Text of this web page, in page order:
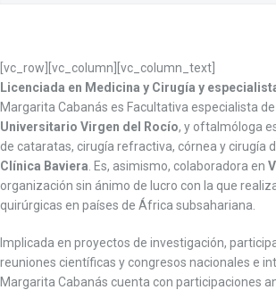
[vc_row][vc_column][vc_column_text]
Licenciada en Medicina y Cirugía y
Margarita Cabanás es Facultativa especialista de
Universitario Virgen del Rocío, y oftalmóloga
de cataratas, cirugía refractiva, córnea y cirugía
Clínica Baviera . Es, asimismo, colaboradora en
organización sin ánimo de lucro con la que
quirúrgicas en países de África subsahariana.
Implicada en proyectos de investigación,
reuniones científicas y congresos nacionales e
Margarita Cabanás cuenta con participaciones